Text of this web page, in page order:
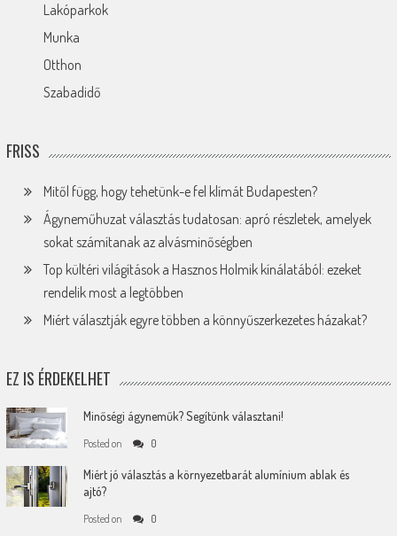
Lakóparkok
Munka
Otthon
Szabadidő
FRISS
Mitől függ, hogy tehetünk-e fel klímát Budapesten?
Ágyneműhuzat választás tudatosan: apró részletek, amelyek
sokat számítanak az alvásminőségben
Top kültéri világítások a Hasznos Holmik kínálatából: ezeket
rendelik most a legtöbben
Miért választják egyre többen a könnyűszerkezetes házakat?
EZ IS ÉRDEKELHET
Minőségi ágyneműk? Segítünk választani!
Posted on 0
Miért jó választás a környezetbarát alumínium ablak és
ajtó?
Posted on 0